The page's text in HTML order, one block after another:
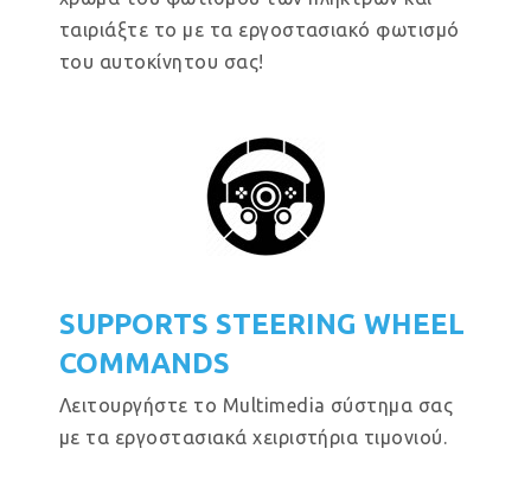
ταιριάξτε το με τα εργοστασιακό φωτισμό
του αυτοκίνητου σας!
SUPPORTS STEERING WHEEL
COMMANDS
Λειτουργήστε το Multimedia σύστημα σας
με τα εργοστασιακά χειριστήρια τιμονιού.